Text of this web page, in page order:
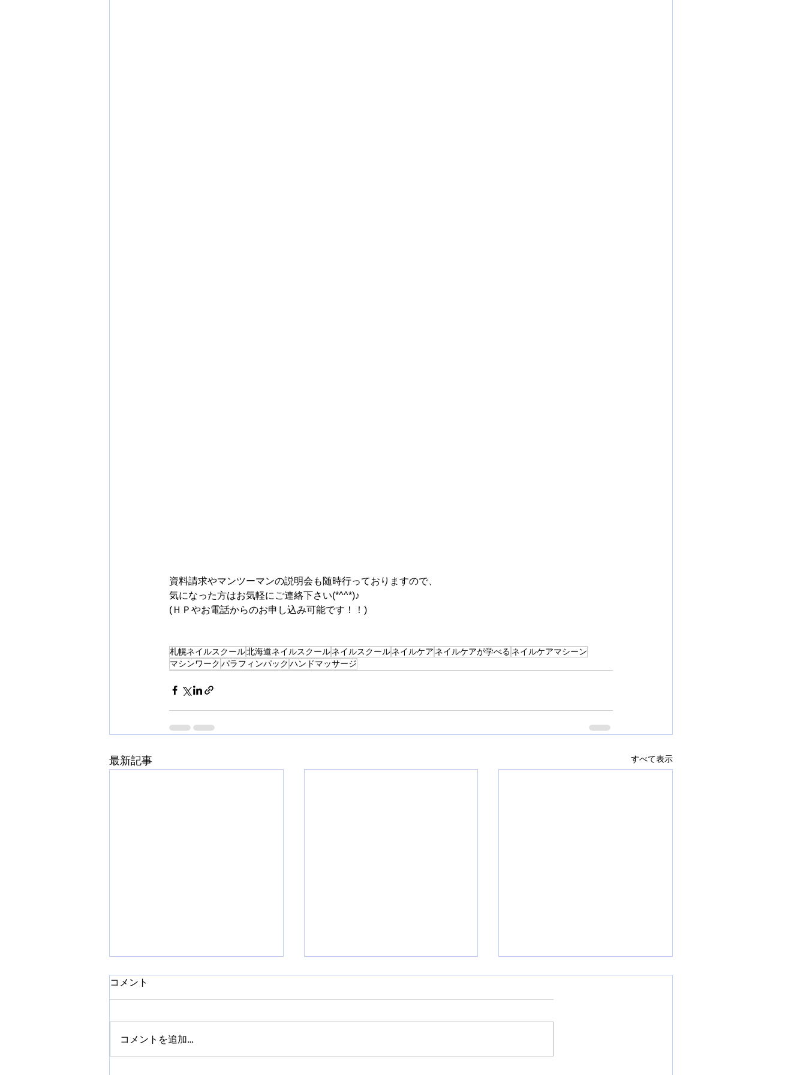
資料請求やマンツーマンの説明会も随時行っておりますので、
気になった方はお気軽にご連絡下さい(*^^*)♪
(ＨＰやお電話からのお申し込み可能です！！)
札幌ネイルスクール北海道ネイルスクールネイルスクールネイルケア ネイルケアが学べる ネイルケアマシーン
マシンワーク パラフィンパック ハンドマッサージ
最新記事 すべて表示
コメント
コメントを追加…